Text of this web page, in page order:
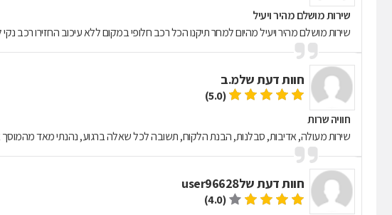
שירות מושלם מהיר ויעיל
שירות מושלם מהיר ויעיל מהיום למחר תיקנו הכל רכב חלופי במקום ללא עיכוב החזירו רכב
חוות דעת שלמ.ב
(5.0)
חוויה שרות
שירות מעולה, אדיבות, סבלנות, הבנת הלקוח, תשובה לכל שאלה ברגוע, נהנתי מאד
חוות דעת שלuser96628
(4.0)